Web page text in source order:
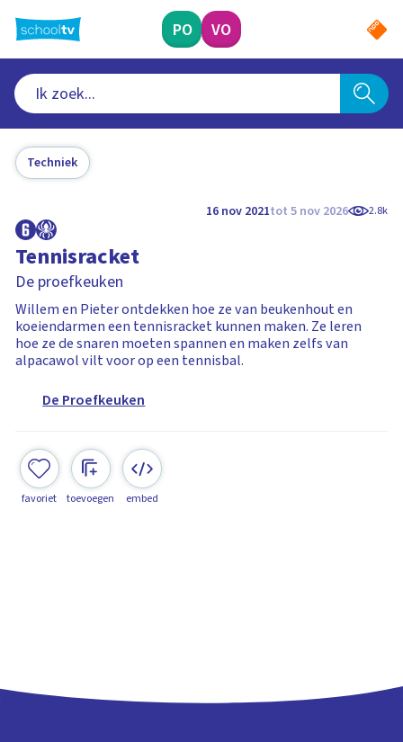
naar
hoofdinhoud
PO VO
Techniek
16 nov 2021tot 5 nov 2026 2.8k
Tennisracket
De proefkeuken
Willem en Pieter ontdekken hoe ze van beukenhout en
koeiendarmen een tennisracket kunnen maken. Ze leren
hoe ze de snaren moeten spannen en maken zelfs van
alpacawol vilt voor op een tennisbal.
De Proefkeuken
favoriet toevoegen embed